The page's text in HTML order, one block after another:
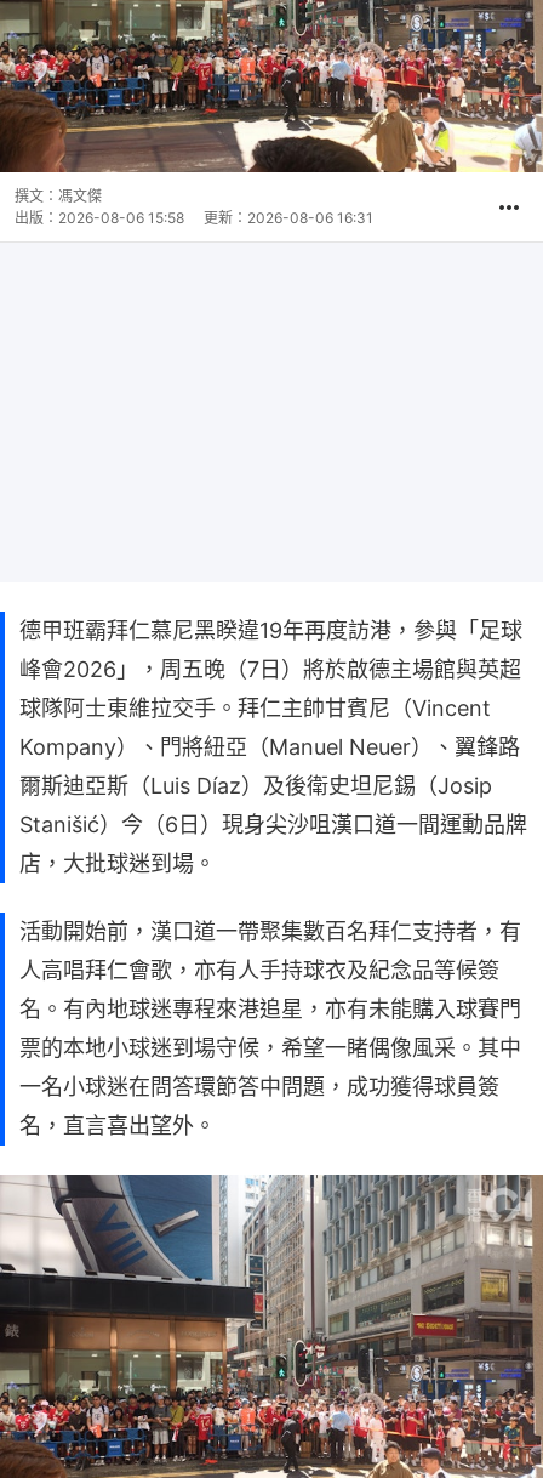
撰文： 馮文傑
出版： 2026-08-06 15:58 更新： 2026-08-06 16:31
德甲班霸拜仁慕尼黑睽違19年再度訪港，參與「足球
峰會2026」，周五晚（7日）將於啟德主場館與英超
球隊阿士東維拉交手。拜仁主帥甘賓尼（Vincent
Kompany）、門將紐亞（Manuel Neuer）、翼鋒路
爾斯迪亞斯（Luis Díaz）及後衛史坦尼錫（Josip
Stanišić）今（6日）現身尖沙咀漢口道一間運動品牌
店，大批球迷到場。
活動開始前，漢口道一帶聚集數百名拜仁支持者，有
人高唱拜仁會歌，亦有人手持球衣及紀念品等候簽
名。有內地球迷專程來港追星，亦有未能購入球賽門
票的本地小球迷到場守候，希望一睹偶像風采。其中
一名小球迷在問答環節答中問題，成功獲得球員簽
名，直言喜出望外。